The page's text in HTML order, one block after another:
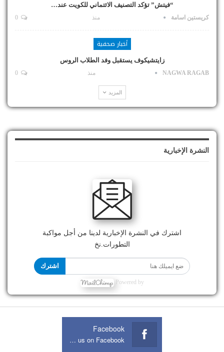
“فيتش” تؤكد التصنيف الائتماني للكويت عند…
كريستين اسامة منذ
أخبار صحفية
زايتشيكوف يستقبل وفد الطلاب الروس
NAGWA RAGAB منذ
المزيد
النشرة الإخبارية
اشترك في النشرة الإخبارية لدينا من أجل مواكبة
التطورات.نخ
اشترك
Powered by
Facebook
Join us on Facebook